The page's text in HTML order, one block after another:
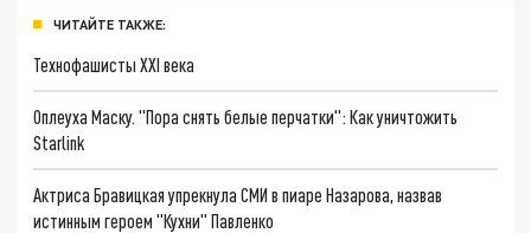
ЧИТАЙТЕ ТАКЖЕ:
Технофашисты XXI века
Оплеуха Маску. "Пора снять белые перчатки": Как уничтожить
Starlink
Актриса Бравицкая упрекнула СМИ в пиаре Назарова, назвав
истинным героем "Кухни" Павленко